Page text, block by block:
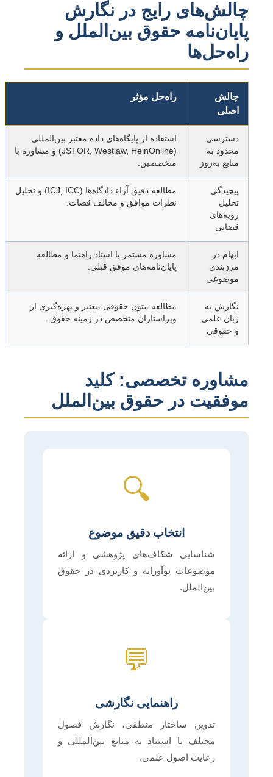
چالش‌های رایج در نگارش
پایان‌نامه حقوق بین‌الملل و
راه‌حل‌ها
چالش
اصلی
راه‌حل مؤثر
دسترسی
محدود به
منابع به‌روز
استفاده از پایگاه‌های داده معتبر بین‌المللی
(JSTOR, Westlaw, HeinOnline) و مشاوره با
متخصصین.
پیچیدگی
تحلیل
رویه‌های
قضایی
مطالعه دقیق آراء دادگاه‌ها (ICJ, ICC) و تحلیل
نظرات موافق و مخالف قضات.
ابهام در
مرزبندی
موضوعی
مشاوره مستمر با استاد راهنما و مطالعه
پایان‌نامه‌های موفق قبلی.
نگارش به
زبان علمی
و حقوقی
مطالعه متون حقوقی معتبر و بهره‌گیری از
ویراستاران متخصص در زمینه حقوق.
مشاوره تخصصی: کلید
موفقیت در حقوق بین‌الملل
🔍
انتخاب دقیق موضوع
شناسایی شکاف‌های پژوهشی و ارائه
موضوعات نوآورانه و کاربردی در حقوق
بین‌الملل.
💬
راهنمایی نگارشی
تدوین ساختار منطقی، نگارش فصول
مختلف با استناد به منابع بین‌المللی و
رعایت اصول علمی.